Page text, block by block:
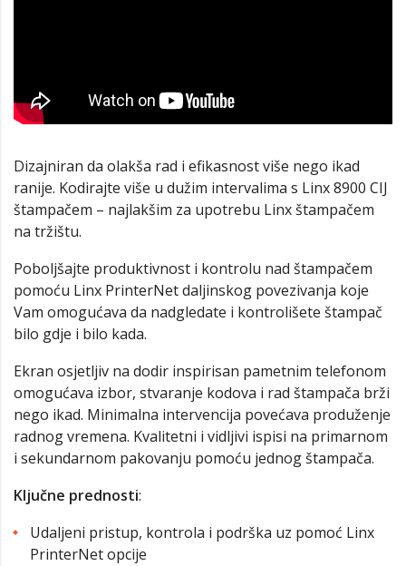
Dizajniran da olakša rad i efikasnost više nego ikad
ranije. Kodirajte više u dužim intervalima s Linx 8900 CIJ
štampačem – najlakšim za upotrebu Linx štampačem
na tržištu.
Poboljšajte produktivnost i kontrolu nad štampačem
pomoću Linx PrinterNet daljinskog povezivanja koje
Vam omogućava da nadgledate i kontrolišete štampač
bilo gdje i bilo kada.
Ekran osjetljiv na dodir inspirisan pametnim telefonom
omogućava izbor, stvaranje kodova i rad štampača brži
nego ikad. Minimalna intervencija povećava produženje
radnog vremena. Kvalitetni i vidljivi ispisi na primarnom
i sekundarnom pakovanju pomoću jednog štampača.
Ključne prednosti:
Udaljeni pristup, kontrola i podrška uz pomoć Linx
PrinterNet opcije